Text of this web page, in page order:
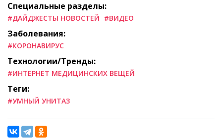
Специальные разделы:
#ДАЙДЖЕСТЫ НОВОСТЕЙ #ВИДЕО
Заболевания:
#КОРОНАВИРУС
Технологии/Тренды:
#ИНТЕРНЕТ МЕДИЦИНСКИХ ВЕЩЕЙ
Теги:
#УМНЫЙ УНИТАЗ